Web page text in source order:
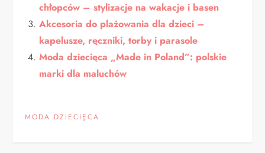
chłopców – stylizacje na wakacje i basen
Akcesoria do plażowania dla dzieci –
kapelusze, ręczniki, torby i parasole
Moda dziecięca „Made in Poland”: polskie
marki dla maluchów
MODA DZIECIĘCA